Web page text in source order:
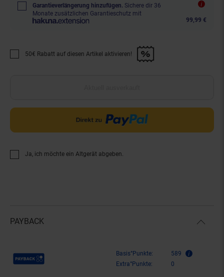
Garantieverlängerung hinzufügen. Sichere dir 36
Monate zusätzlichen Garantieschutz mit
99,99 €
Promotion "50€ Rabatt auf diesen Artikel aktivieren!" anwenden
50€ Rabatt auf diesen Artikel aktivieren!
Ja, ich möchte ein Altgerät abgeben.
PAYBACK
Payback Punkte Basis°Punkte:
589
Extra°Punkte:
0